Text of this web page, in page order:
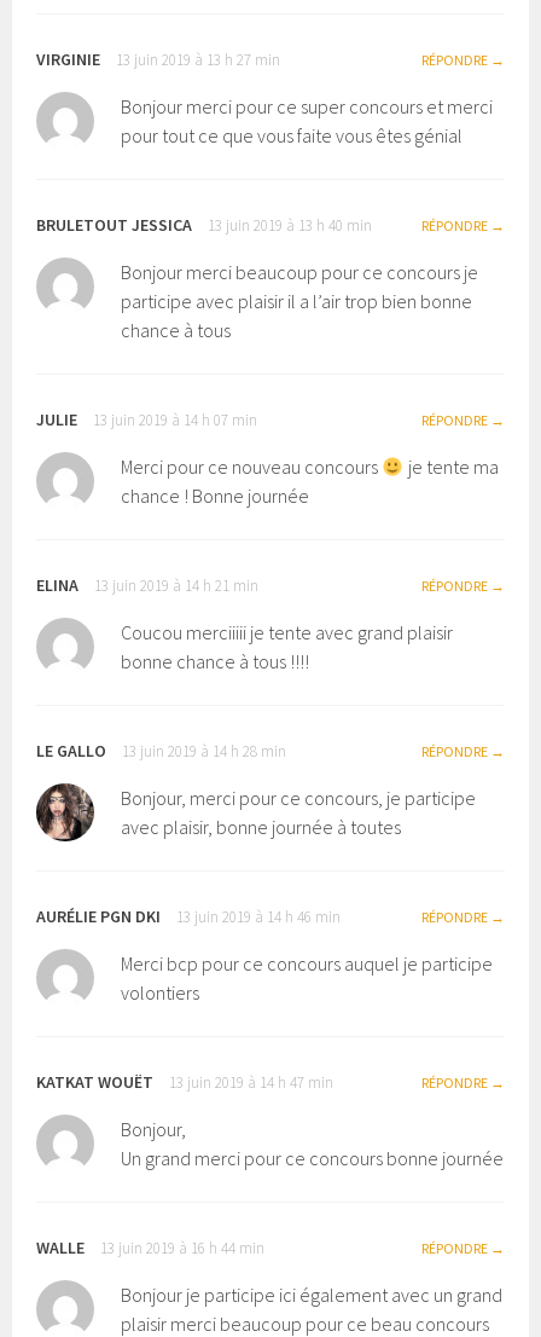
VIRGINIE 13 juin 2019 à 13 h 27 min RÉPONDRE
Bonjour merci pour ce super concours et merci
pour tout ce que vous faite vous êtes génial
BRULETOUT JESSICA 13 juin 2019 à 13 h 40 min RÉPONDRE
Bonjour merci beaucoup pour ce concours je
participe avec plaisir il a l’air trop bien bonne
chance à tous
JULIE 13 juin 2019 à 14 h 07 min RÉPONDRE
Merci pour ce nouveau concours
je tente ma
chance ! Bonne journée
ELINA 13 juin 2019 à 14 h 21 min RÉPONDRE
Coucou merciiiii je tente avec grand plaisir
bonne chance à tous !!!!
LE GALLO 13 juin 2019 à 14 h 28 min RÉPONDRE
Bonjour, merci pour ce concours, je participe
avec plaisir, bonne journée à toutes
AURÉLIE PGN DKI 13 juin 2019 à 14 h 46 min RÉPONDRE
Merci bcp pour ce concours auquel je participe
volontiers
KATKAT WOUËT 13 juin 2019 à 14 h 47 min RÉPONDRE
Bonjour,
Un grand merci pour ce concours bonne journée
WALLE 13 juin 2019 à 16 h 44 min RÉPONDRE
Bonjour je participe ici également avec un grand
plaisir merci beaucoup pour ce beau concours